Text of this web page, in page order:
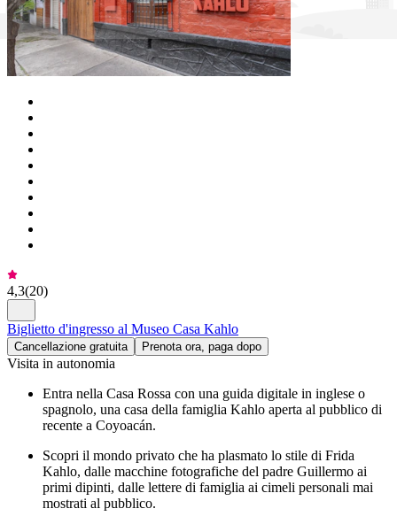
4,3(20)
Biglietto d'ingresso al Museo Casa Kahlo
Cancellazione gratuita Prenota ora, paga dopo
Visita in autonomia
Entra nella Casa Rossa con una guida digitale in inglese o
spagnolo, una casa della famiglia Kahlo aperta al pubblico di
recente a Coyoacán.
Scopri il mondo privato che ha plasmato lo stile di Frida
Kahlo, dalle macchine fotografiche del padre Guillermo ai
primi dipinti, dalle lettere di famiglia ai cimeli personali mai
mostrati al pubblico.